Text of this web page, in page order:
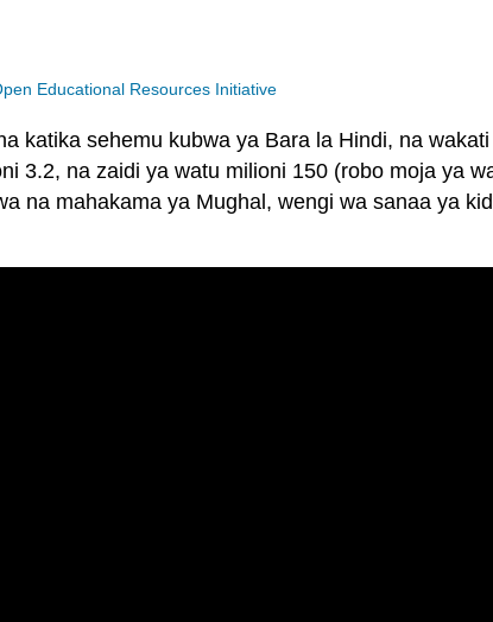
Educational Resources Initiative
katika sehemu kubwa ya Bara la Hindi, na
3.2, na zaidi ya watu milioni 150 (robo moja ya
na mahakama ya Mughal, wengi wa sanaa ya